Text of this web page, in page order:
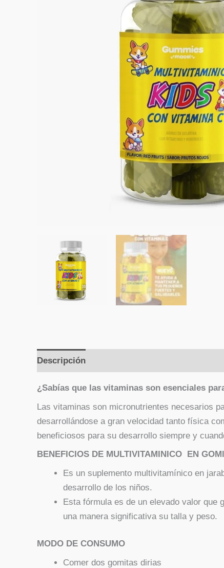
Descripción
¿Sabías que las vitaminas son esenciales
Las vitaminas son micronutrientes necesarios
desarrollándose a gran velocidad tanto física
beneficiosos para su desarrollo siempre y
BENEFICIOS DE MULTIVITAMINICO EN
Es un suplemento multivitamínico en
desarrollo de los niños.
Esta fórmula es de un elevado valor que
una manera significativa su talla y peso.
MODO DE CONSUMO
Comer dos gomitas dirias